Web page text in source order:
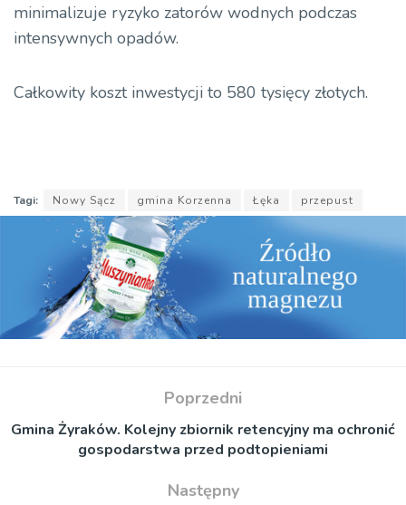
minimalizuje ryzyko zatorów wodnych podczas
intensywnych opadów.
Całkowity koszt inwestycji to 580 tysięcy złotych.
Tagi: Nowy Sącz gmina Korzenna Łęka przepust
Poprzedni
Gmina Żyraków. Kolejny zbiornik retencyjny ma ochronić
gospodarstwa przed podtopieniami
Następny